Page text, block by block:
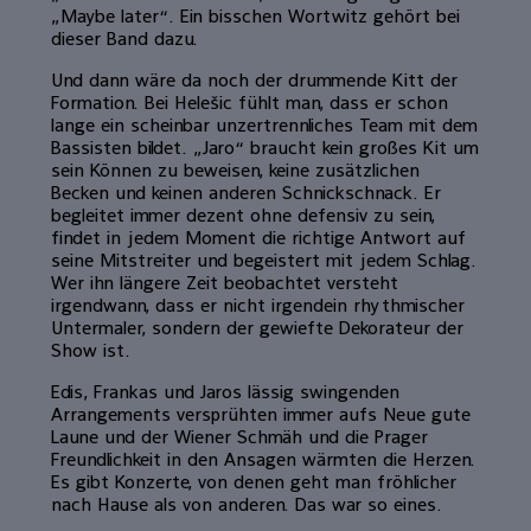
„Maybe later“. Ein bisschen Wortwitz gehört bei
dieser Band dazu.
Und dann wäre da noch der drummende Kitt der
Formation. Bei Helešic fühlt man, dass er schon
lange ein scheinbar unzertrennliches Team mit dem
Bassisten bildet. „Jaro“ braucht kein großes Kit um
sein Können zu beweisen, keine zusätzlichen
Becken und keinen anderen Schnickschnack. Er
begleitet immer dezent ohne defensiv zu sein,
findet in jedem Moment die richtige Antwort auf
seine Mitstreiter und begeistert mit jedem Schlag.
Wer ihn längere Zeit beobachtet versteht
irgendwann, dass er nicht irgendein rhythmischer
Untermaler, sondern der gewiefte Dekorateur der
Show ist.
Edis, Frankas und Jaros lässig swingenden
Arrangements versprühten immer aufs Neue gute
Laune und der Wiener Schmäh und die Prager
Freundlichkeit in den Ansagen wärmten die Herzen.
Es gibt Konzerte, von denen geht man fröhlicher
nach Hause als von anderen. Das war so eines.